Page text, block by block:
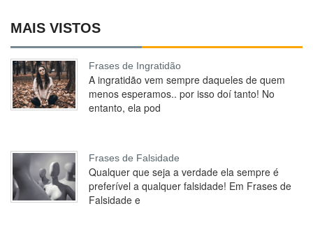
MAIS VISTOS
Frases de Ingratidão
A ingratidão vem sempre daqueles de quem
menos esperamos.. por isso doí tanto! No
entanto, ela pod
Frases de Falsidade
Qualquer que seja a verdade ela sempre é
preferível a qualquer falsidade! Em Frases de
Falsidade e